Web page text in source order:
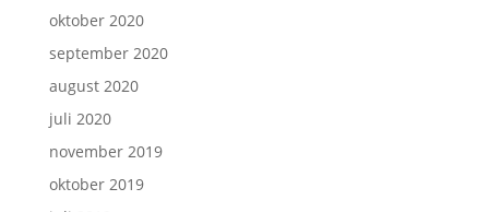
oktober 2020
september 2020
august 2020
juli 2020
november 2019
oktober 2019